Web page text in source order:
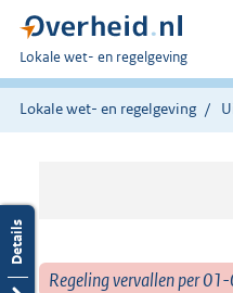
U
bent
hier:
Lokale wet- en regelgeving
Lokale wet- en regelgeving
Regeling vervallen per